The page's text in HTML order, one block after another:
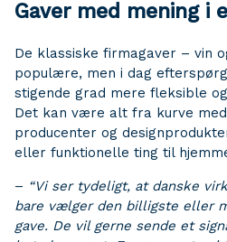
Gaver med mening i
De klassiske firmagaver – vin
populære, men i dag
stigende grad mere fleksible
Det kan være alt fra kurve
producenter og
eller funktionelle ting til
– “Vi ser tydeligt, at danske
bare vælger den billigste eller
gave. De vil gerne sende et